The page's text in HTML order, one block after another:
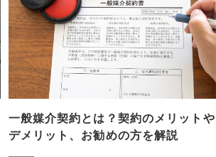
一般媒介契約とは？契約のメリットや
デメリット、お勧めの方を解説